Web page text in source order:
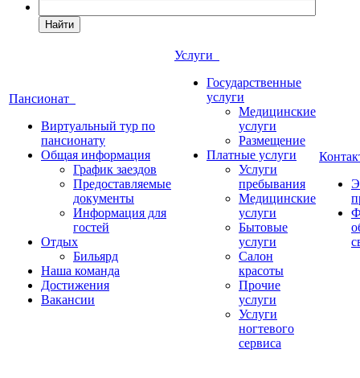
Найти
Пансионат
Виртуальный тур по
пансионату
Общая информация
График заездов
Предоставляемые
документы
Информация для
гостей
Отдых
Бильярд
Наша команда
Достижения
Вакансии
Услуги
Государственные
услуги
Медицинские
услуги
Размещение
Платные услуги
Услуги
пребывания
Медицинские
услуги
Бытовые
услуги
Салон
красоты
Прочие
услуги
Услуги
ногтевого
сервиса